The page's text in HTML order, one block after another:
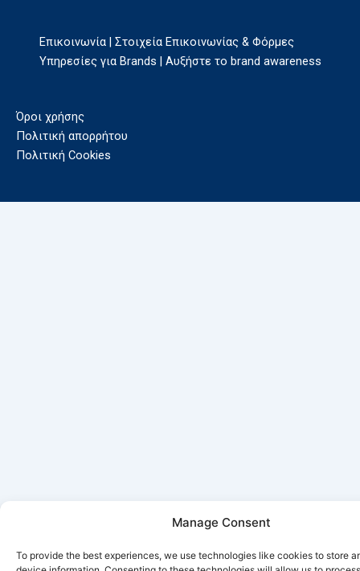
Manage Consent
To provide the best experiences, we use technologies like cookies to store
Επικοινωνία | Στοιχεία Επικοινωνίας & Φόρμες
Υπηρεσίες για Brands | Αυξήστε το brand awareness
Όροι χρήσης
Πολιτική απορρήτου
Πολιτική Cookies